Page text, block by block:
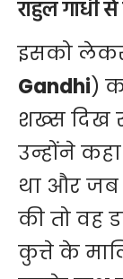
राहुल गांधी
इसको लेकर
Gandhi)
शख्स दिख
उन्होंने
था और जब
की तो वह
कुत्ते के